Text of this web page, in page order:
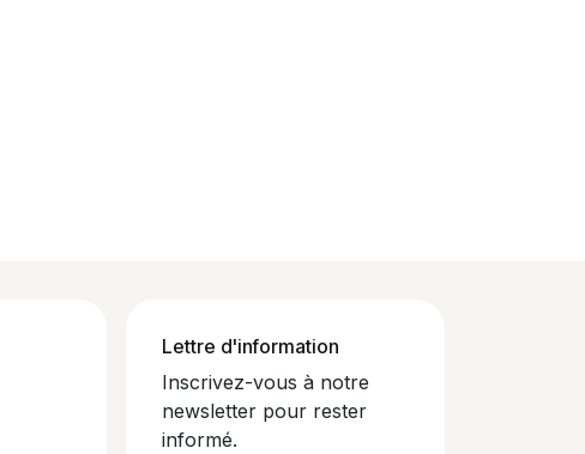
Lettre d'information
Inscrivez-vous à notre
newsletter pour rester
informé.